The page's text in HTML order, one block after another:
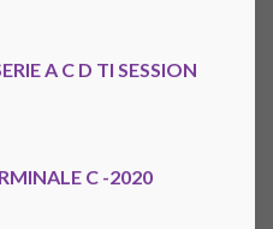
A C D TI SESSION
C -2020